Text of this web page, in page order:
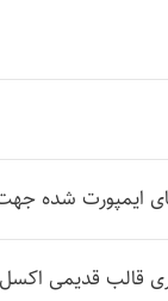
ایمپورت شده
قالب قدیمی اکسل